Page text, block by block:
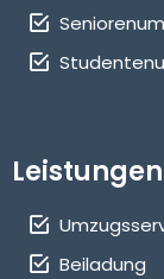
Leistungen
Beiladung